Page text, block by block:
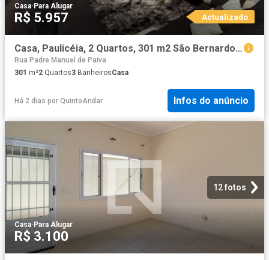
Casa· Para Alugar
R$ 5.957 Actualizado
Casa, Paulicéia, 2 Quartos, 301 m2 São Bernardo do Campo
Rua Padre Manuel de Paiva
301 m²2 Quartos3 BanheirosCasa
Há 2 dias por QuintoAndar Infos do anúncio
12 fotos
Casa·Para Alugar
R$ 3.100